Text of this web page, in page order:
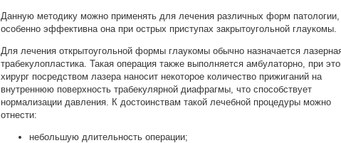
Данную методику можно применять для лечения различных форм патологии,
особенно эффективна она при острых приступах закрытоугольной глаукомы.
Для лечения открытоугольной формы глаукомы обычно назначается
трабекулопластика. Такая операция также выполняется амбулаторно, при
хирург посредством лазера наносит некоторое количество прижиганий на
внутреннюю поверхность трабекулярной диафрагмы, что способствует
нормализации давления. К достоинствам такой лечебной процедуры можно
отнести:
небольшую длительность операции;